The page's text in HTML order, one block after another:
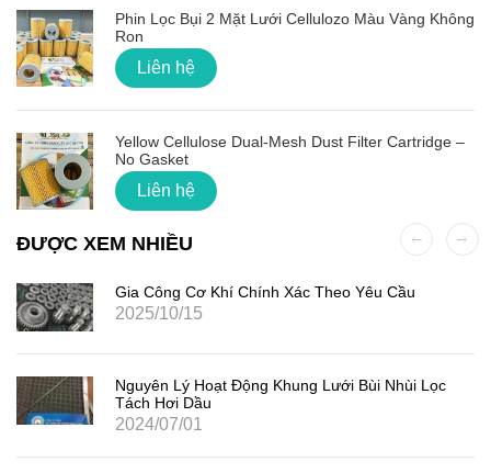
Phin Lọc Bụi 2 Mặt Lưới Cellulozo Màu Vàng Không
Ron
Liên hệ
Yellow Cellulose Dual-Mesh Dust Filter Cartridge –
No Gasket
Liên hệ
ĐƯỢC XEM NHIỀU
Gia Công Cơ Khí Chính Xác Theo Yêu Cầu
2025/10/15
Nguyên Lý Hoạt Động Khung Lưới Bùi Nhùi Lọc
Tách Hơi Dầu
2024/07/01